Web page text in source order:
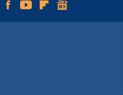
InstagramFacebookYoutubeFlipboard